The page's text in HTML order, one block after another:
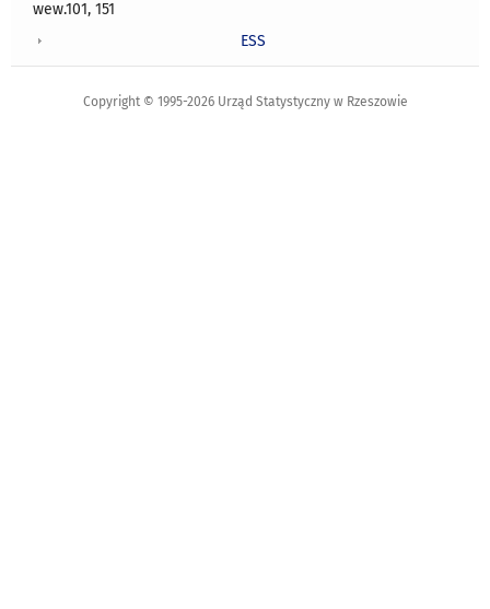
wew.101, 151
ESS
Copyright © 1995-2026 Urząd Statystyczny w Rzeszowie